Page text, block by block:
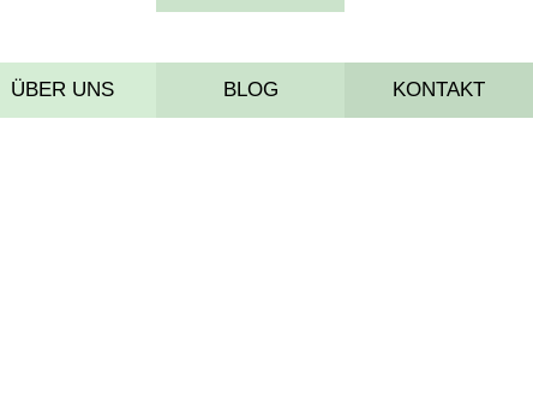
ÜBER UNS BLOG KONTAKT